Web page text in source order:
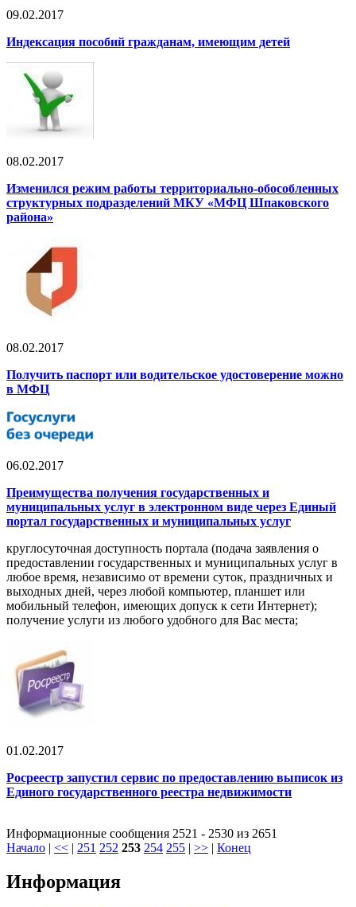
09.02.2017
Индексация пособий гражданам, имеющим детей
08.02.2017
Изменился режим работы территориально-обособленных
структурных подразделений МКУ «МФЦ Шпаковского
района»
08.02.2017
Получить паспорт или водительское удостоверение можно
в МФЦ
06.02.2017
Преимущества получения государственных и
муниципальных услуг в электронном виде через Единый
портал государственных и муниципальных услуг
круглосуточная доступность портала (подача заявления о
предоставлении государственных и муниципальных услуг в
любое время, независимо от времени суток, праздничных и
выходных дней, через любой компьютер, планшет или
мобильный телефон, имеющих допуск к сети Интернет);
получение услуги из любого удобного для Вас места;
01.02.2017
Росреестр запустил сервис по предоставлению выписок из
Единого государственного реестра недвижимости
Информационные сообщения 2521 - 2530 из 2651
Начало | << | 251 252 253 254 255 | >> | Конец
Информация